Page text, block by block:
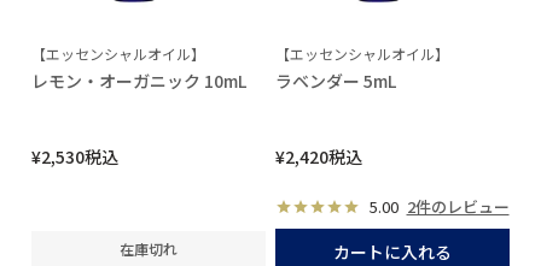
【エッセンシャルオイル】
レモン・オーガニック 10mL
¥2,530税込
在庫切れ
【エッセンシャルオイル】
ラベンダー 5mL
¥2,420税込
5.00 2件のレビュー
カートに入れる